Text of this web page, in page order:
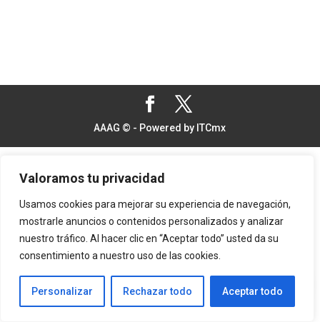
Valoramos tu privacidad
Usamos cookies para mejorar su experiencia de navegación,
mostrarle anuncios o contenidos personalizados y analizar
nuestro tráfico. Al hacer clic en “Aceptar todo” usted da su
consentimiento a nuestro uso de las cookies.
Personalizar Rechazar todo Aceptar todo
AAAG © - Powered by ITCmx